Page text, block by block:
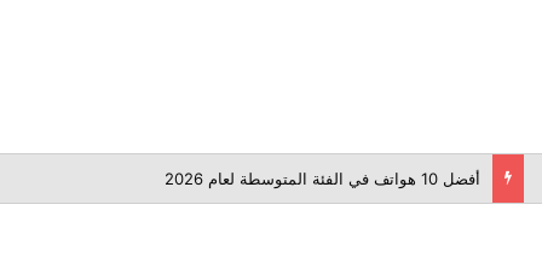
أفضل 10 هواتف في الفئة المتوسطة لعام 2026